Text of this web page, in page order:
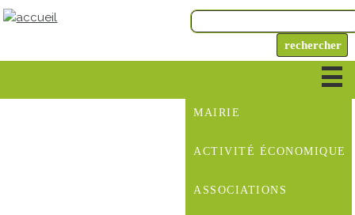
MAIRIE
ACTIVITÉ ÉCONOMIQUE
ASSOCIATIONS